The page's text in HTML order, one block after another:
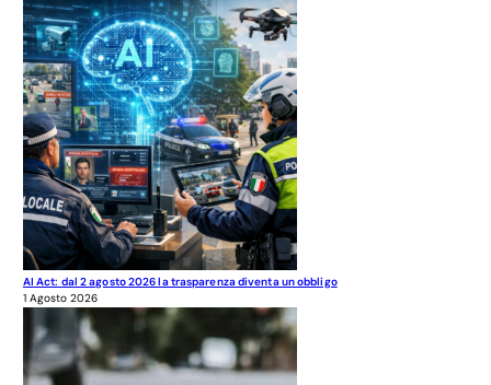
AI Act: dal 2 agosto 2026 la trasparenza diventa un obbligo
1 Agosto 2026